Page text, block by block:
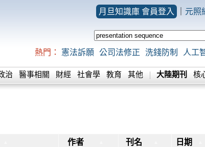
月旦知識庫 會員登入 元照
熱門： 憲法訴願 公司法修正 洗錢防制 人工
治 醫事相關 財經 社會學 教育 其他 大陸期刊 核
作者 刊名 日期